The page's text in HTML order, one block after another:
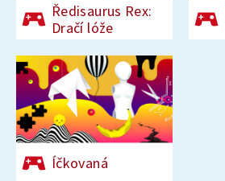
Ředisaurus Rex:
Dračí lóže
Íčkovaná